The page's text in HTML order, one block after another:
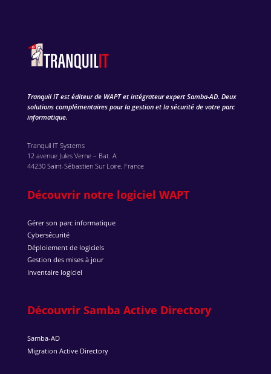
Tranquil IT est éditeur de WAPT et intégrateur expert Samba-AD. Deux
solutions complémentaires pour la gestion et la sécurité de votre parc
informatique.
Tranquil IT Systems
12 avenue Jules Verne – Bat. A
44230 Saint-Sébastien Sur Loire, France
Découvrir notre logiciel WAPT
Gérer son parc informatique
Cybersécurité
Déploiement de logiciels
Gestion des mises à jour
Inventaire logiciel
Découvrir Samba Active Directory
Samba-AD
Migration Active Directory